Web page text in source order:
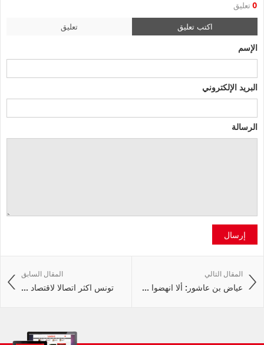
0 تعليق
اكتب تعليق تعليق
الإسم
البريد الإلكتروني
الرسالة
إرسال
المقال السابق
تونس اكثر اتصالا لاقتصاد ...
المقال التالي
عياض بن عاشور: ألا انهضوا ...